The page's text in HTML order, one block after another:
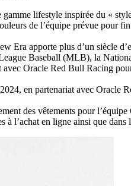
lifestyle inspirée du «
de l’équipe prévue pour
Era apporte plus d’un siècle
Baseball (MLB), la
Oracle Red Bull Racing
en partenariat avec Oracle
des vêtements pour
à l’achat en ligne ainsi que